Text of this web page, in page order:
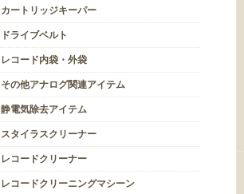
カートリッジキーパー
ドライブベルト
レコード内袋・外袋
その他アナログ関連アイテム
静電気除去アイテム
スタイラスクリーナー
レコードクリーナー
レコードクリーニングマシーン